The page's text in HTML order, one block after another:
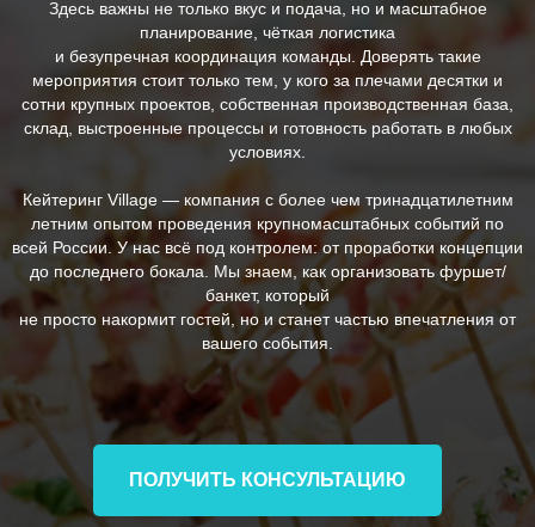
Здесь важны не только вкус и подача, но и масштабное
планирование, чёткая логистика
и безупречная координация команды. Доверять такие
мероприятия стоит только тем, у кого за плечами десятки и
сотни крупных проектов, собственная производственная база,
склад, выстроенные процессы и готовность работать в любых
условиях.
Кейтеринг Village — компания с более чем тринадцатилетним
летним опытом проведения крупномасштабных событий по
всей России. У нас всё под контролем: от проработки концепции
до последнего бокала. Мы знаем, как организовать фуршет/
банкет, который
не просто накормит гостей, но и станет частью впечатления от
вашего события.
ПОЛУЧИТЬ КОНСУЛЬТАЦИЮ